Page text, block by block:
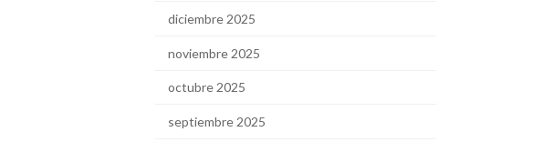
diciembre 2025
noviembre 2025
octubre 2025
septiembre 2025